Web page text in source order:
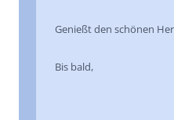
Genießt den schönen
Bis bald,